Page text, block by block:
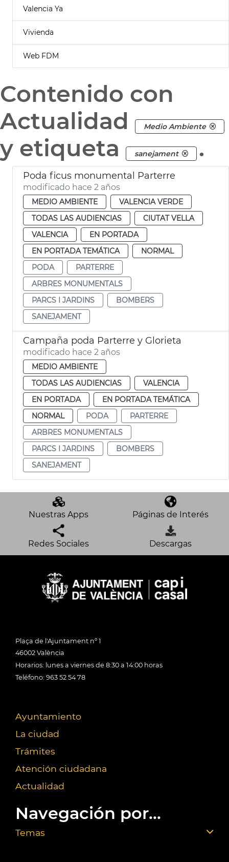
Valencia Ya
Vivienda
Web FDM
Contenido con
Actualidad
Medio Ambiente
y etiqueta sanejament .
Poda ficus monumental Parterre
modificado hace 2 años
MEDIO AMBIENTE
VALENCIA VERDE
TODAS LAS AUDIENCIAS
CIUTAT VELLA
VALENCIA
EN PORTADA
EN PORTADA TEMÁTICA
NORMAL
PODA
PARTERRE
ARBRES MONUMENTALS
PARCS I JARDINS
BOMBERS
SANEJAMENT
Campaña poda Parterre y Glorieta
modificado hace 2 años
MEDIO AMBIENTE
TODAS LAS AUDIENCIAS
VALENCIA
EN PORTADA
EN PORTADA TEMÁTICA
NORMAL
PODA
PARTERRE
ARBRES MONUMENTALS
PARCS I JARDINS
BOMBERS
SANEJAMENT
Nuestras Apps Páginas de Interés
Redes Sociales Descargas
Plaça de l'Ajuntament nº 1
46002 València
Horarios: lunes a viernes de 8:30 a 14:00 horas
Teléfono: 963 52 54 78
Ayuntamiento
La ciudad
Trámites
Atención ciudadana
Actualidad
Navegación por...
Temas